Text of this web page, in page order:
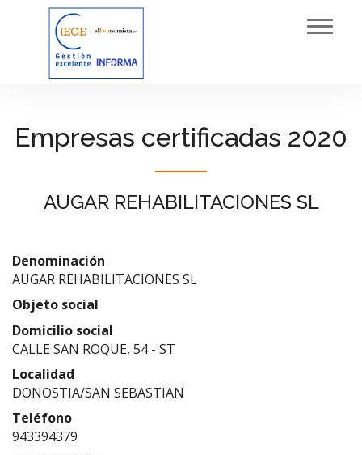
Empresas certificadas 2020
AUGAR REHABILITACIONES SL
Denominación
AUGAR REHABILITACIONES SL
Objeto social
Domicilio social
CALLE SAN ROQUE, 54 - ST
Localidad
DONOSTIA/SAN SEBASTIAN
Teléfono
943394379